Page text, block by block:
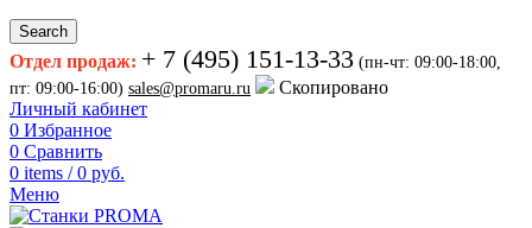
Search
Отдел продаж: + 7 (495) 151-13-33 (пн-чт: 09:00-18:00,
пт: 09:00-16:00) sales@promaru.ru
Скопировано
Личный кабинет
0 Избранное
0 Сравнить
0 items / 0 руб.
Меню